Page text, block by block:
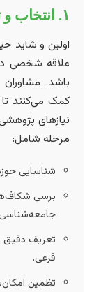
۱. انتخاب و تدوین موضوع رساله
اولین و شاید
علاقه شخصی
باشد.
کمک می‌کنند
نیازهای
مرحله شامل:
شناسایی
برسی
تعریف
فرعی.